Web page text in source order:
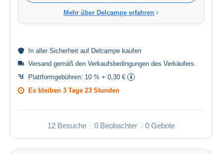
Mehr über Delcampe erfahren
In aller Sicherheit auf Delcampe kaufen
Versand gemäß den Verkaufsbedingungen des Verkäufers
Plattformgebühren: 10 % + 0,30 €
Es bleiben 3 Tage 23 Stunden
12 Besuche 0 Beobachter 0 Gebote